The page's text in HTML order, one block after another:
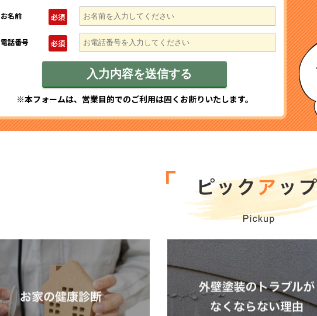
お名前 必須
電話番号 必須
※本フォームは、営業目的でのご利用は固くお断りいたします。